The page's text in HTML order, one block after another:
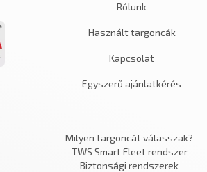
Rólunk
Használt targoncák
Kapcsolat
Egyszerű ajánlatkérés
Milyen targoncát válasszak?
TWS Smart Fleet rendszer
Biztonsági rendszerek